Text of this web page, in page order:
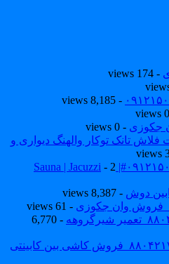
-
- 8,185 views
- 0 views
تانک توکار والهنگ دیواری و
- 2
دوش- 8,387 views
- 61 views
- 6,770